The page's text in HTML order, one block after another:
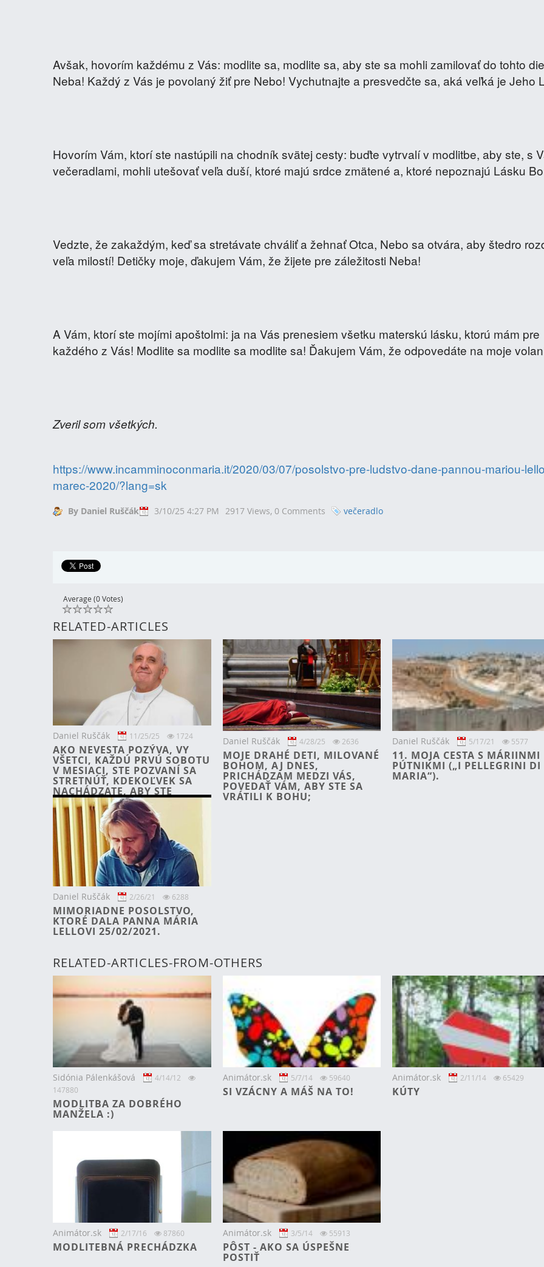
Avšak, hovorím každému z Vás: modlite sa, modlite sa, aby ste sa mohli zamilovať do tohto
Neba! Každý z Vás je povolaný žiť pre Nebo! Vychutnajte a presvedčte sa, aká veľká je Jeho
Hovorím Vám, ktorí ste nastúpili na chodník svätej cesty: buďte vytrvalí v modlitbe, aby ste, s
večeradlami, mohli utešovať veľa duší, ktoré majú srdce zmätené a, ktoré nepoznajú Lásku
Vedzte, že zakaždým, keď sa stretávate chváliť a žehnať Otca, Nebo sa otvára, aby štedro
veľa milostí! Detičky moje, ďakujem Vám, že žijete pre záležitosti Neba!
A Vám, ktorí ste mojími apoštolmi: ja na Vás prenesiem všetku materskú lásku, ktorú mám pre
každého z Vás! Modlite sa modlite sa modlite sa! Ďakujem Vám, že odpovedáte na moje
Zveril som všetkých.
https://www.incamminoconmaria.it/2020/03/07/posolstvo-pre-ludstvo-dane-pannou-mariou-
marec-2020/?lang=sk
By Daniel Ruščák 3/10/25 4:27 PM 2917 Views, 0 Comments večeradlo
Average (0 Votes)
RELATED-ARTICLES
Daniel Ruščák 11/25/25 1724
AKO NEVESTA POZÝVA, VY
VŠETCI, KAŽDÚ PRVÚ SOBOTU
V MESIACI, STE POZVANÍ SA
STRETNÚŤ, KDEKOĽVEK SA
NACHÁDZATE, ABY STE
PRIJALI MÔJ PRÍCHOD.
Daniel Ruščák 4/28/25 2636
MOJE DRAHÉ DETI, MILOVANÉ
BOHOM, AJ DNES,
PRICHÁDZAM MEDZI VÁS,
POVEDAŤ VÁM, ABY STE SA
VRÁTILI K BOHU;
Daniel Ruščák 5/17/21 5577
11. MOJA CESTA S MÁRIINMI
PÚTNIKMI („I PELLEGRINI DI
MARIA“).
Daniel Ruščák 2/26/21 6288
MIMORIADNE POSOLSTVO,
KTORÉ DALA PANNA MÁRIA
LELLOVI 25/02/2021.
RELATED-ARTICLES-FROM-OTHERS
Sidónia Pálenkášová
4/14/12
147880
MODLITBA ZA DOBRÉHO
MANŽELA :)
Animátor.sk 5/7/14 59640
SI VZÁCNY A MÁŠ NA TO!
Animátor.sk 2/11/14 65429
KÚTY
Animátor.sk 2/17/16 87860
MODLITEBNÁ PRECHÁDZKA
Animátor.sk 3/5/14 55913
PÔST - AKO SA ÚSPEŠNE
POSTIŤ